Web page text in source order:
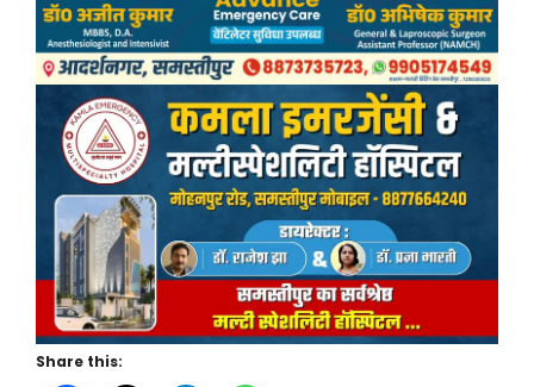
Share this: